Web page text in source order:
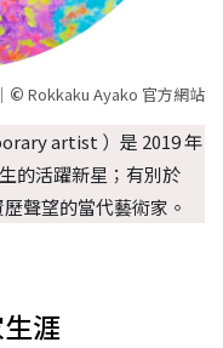
© Rokkaku Ayako 官方網站
artist ）是 2019 年
的活躍新星；有別於
聲望的當代藝術家。
涯